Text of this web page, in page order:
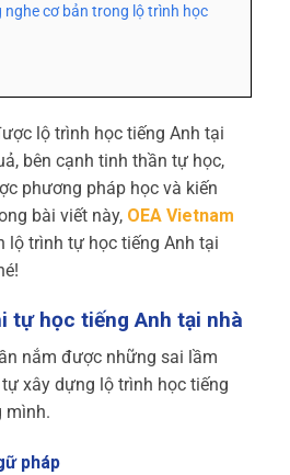
nghe cơ bản trong lộ trình học
lộ trình học tiếng Anh tại
bên cạnh tinh thần tự học,
phương pháp học và kiến
bài viết này, OEA Vietnam
lộ trình tự học tiếng Anh tại
tự học tiếng Anh tại nhà
nắm được những sai lầm
xây dựng lộ trình học tiếng
mình.
pháp